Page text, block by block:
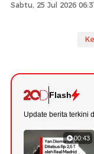
Sabtu, 25 Jul 2026
Flash
Update berita terkini
00:43